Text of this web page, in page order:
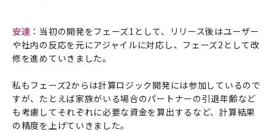
安達 ：当初の開発をフェーズ1として、リリース後はユーザー
や社内の反応を元にアジャイルに対応し、フェーズ2として改
修を進めていきました。
私もフェーズ2からは計算ロジック開発には参加しているので
すが、たとえば家族がいる場合のパートナーの引退年齢など
も考慮してそれぞれに必要な資金を算出するなど、計算結果
の精度を上げていきました。